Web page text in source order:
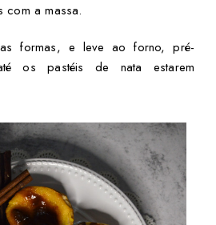
com a massa.
formas, e leve ao forno, pré-
os pastéis de nata estarem